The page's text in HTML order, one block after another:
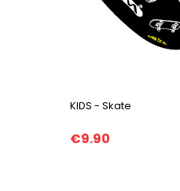
KIDS - Skate
€9.90